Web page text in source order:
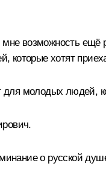
возможность ещё
которые хотят
для молодых людей,
о русской